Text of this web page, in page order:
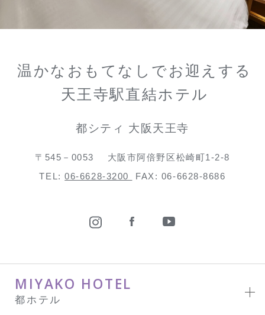
温かなおもてなしでお迎えする
天王寺駅直結ホテル
都シティ 大阪天王寺
〒545－0053
大阪市阿倍野区松崎町1-2-8
TEL:06-6628-3200 FAX: 06-6628-8686
MIYAKO HOTEL
都ホテル